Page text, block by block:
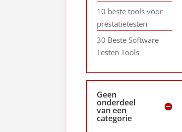
10 beste tools voor
prestatietesten
30 Beste Software
Testen Tools
Geen
onderdeel
van een
categorie